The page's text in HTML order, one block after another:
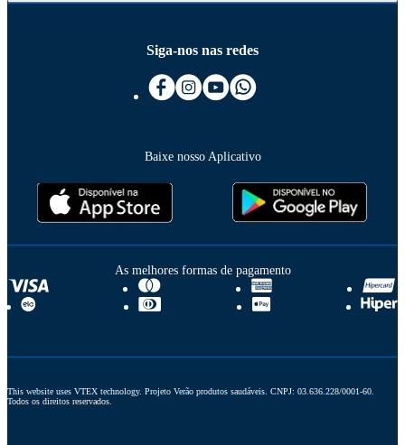
Siga-nos nas redes
Baixe nosso Aplicativo
As melhores formas de pagamento
This website uses VTEX technology. Projeto Verão produtos saudáveis. CNPJ: 03.636.228/0001-60.
Todos os direitos reservados.